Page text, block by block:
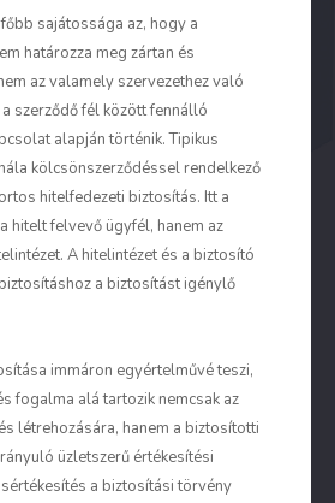
sajátossága az, hogy a
határozza meg zártan és
az valamely szervezethez való
szerződő fél között fennálló
alapján történik. Tipikus
kölcsönszerződéssel rendelkező
hitelfedezeti biztosítás. Itt a
hitelt felvevő ügyfél, hanem az
A hitelintézet és a biztosító
a biztosítást igénylő
immáron egyértelművé teszi,
fogalma alá tartozik nemcsak az
létrehozására, hanem a biztosítotti
üzletszerű értékesítési
a biztosítási törvény